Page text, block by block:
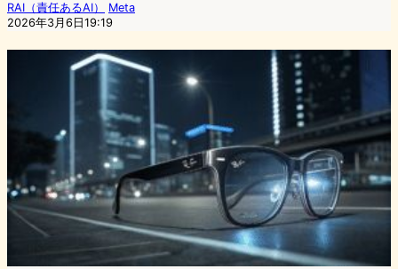
RAI（責任あるAI）
Meta
2026年3月6日19:19